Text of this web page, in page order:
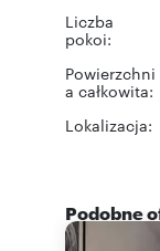
Liczba
pokoi:
Powierzchni
a całkowita:
Lokalizacja:
Podobne